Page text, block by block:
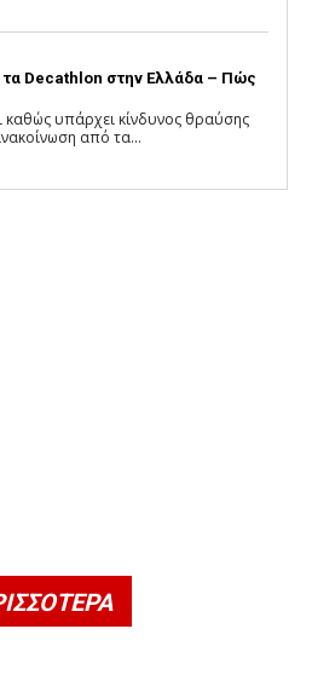
τα Decathlon στην Ελλάδα – Πώς
υπάρχει κίνδυνος θραύσης
από τα...